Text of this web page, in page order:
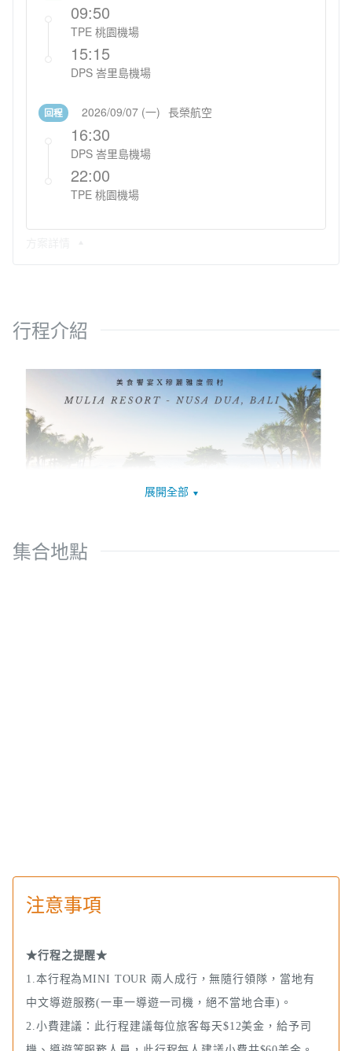
09:50
TPE 桃園機場
15:15
DPS 峇里島機場
回程 2026/09/07 (一) 長榮航空
16:30
DPS 峇里島機場
22:00
TPE 桃園機場
行程介紹
展開全部
集合地點
注意事項
★行程之提醒★
1.本行程為MINI TOUR 兩人成行，無隨行領隊，當地有
中文導遊服務(一車一導遊一司機，絕不當地合車)。
2.小費建議：此行程建議每位旅客每天$12美金，給予司